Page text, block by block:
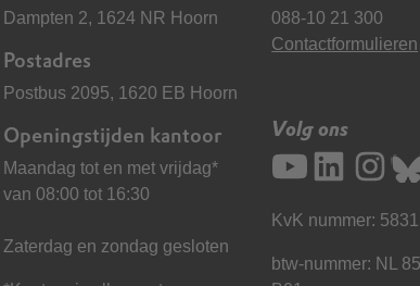
Dampten 2, 1624 NR Hoorn
Postadres
Postbus 2095, 1620 EB Hoorn
Openingstijden kantoor
Maandag tot en met vrijdag*
van 08:00 tot 16:30
Zaterdag en zondag gesloten
088-10 21 300
Contactformulieren
Volg ons
KvK nummer:
btw-nummer: NL